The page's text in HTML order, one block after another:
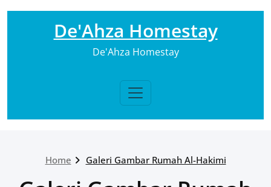
De'Ahza Homestay
De'Ahza Homestay
Home Galeri Gambar Rumah Al-Hakimi